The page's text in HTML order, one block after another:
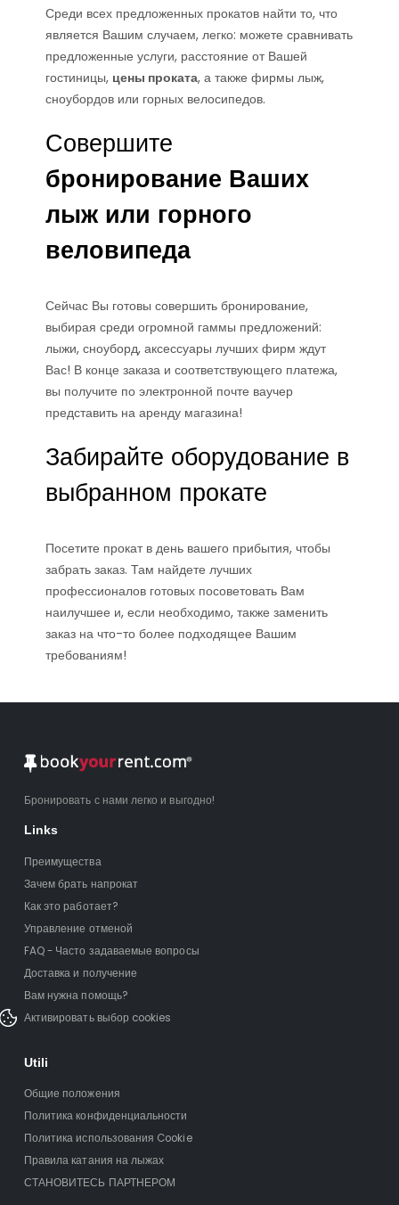
Среди всех предложенных прокатов найти то, что
является Вашим случаем, легко: можете сравнивать
предложенные услуги, расстояние от Вашей
гостиницы, цены проката, а также фирмы лыж,
сноубордов или горных велосипедов.
Совершите
бронирование Ваших
лыж или горного
веловипеда
Сейчас Вы готовы совершить бронирование,
выбирая среди огромной гаммы предложений:
лыжи, сноуборд, аксессуары лучших фирм ждут
Вас! В конце заказа и соответствующего платежа,
вы получите по электронной почте ваучер
представить на аренду магазина!
Забирайте оборудование в
выбранном прокате
Посетите прокат в день вашего прибытия, чтобы
забрать заказ. Там найдете лучших
профессионалов готовых посоветовать Вам
наилучшее и, если необходимо, также заменить
заказ на что-то более подходящее Вашим
требованиям!
Бронировать с нами легко и выгодно!
Links
Преимущества
Зачем брать напрокат
Как это работает?
Управление отменой
FAQ - Часто задаваемые вопросы
Доставка и получение
Вам нужна помощь?
Активировать выбор cookies
Utili
Общие положения
Политика конфиденциальности
Политика использования Cookie
Правила катания на лыжах
СТАНОВИТЕСЬ ПАРТНЕРОМ